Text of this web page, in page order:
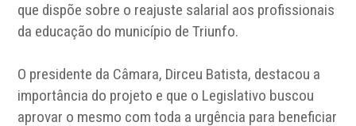
que dispõe sobre o reajuste salarial aos profissionais
da educação do município de Triunfo.
O presidente da Câmara, Dirceu Batista, destacou a
importância do projeto e que o Legislativo buscou
aprovar o mesmo com toda a urgência para beneficiar